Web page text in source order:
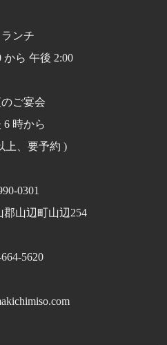
ンチ
から 午後 2:00
ご宴会
6 時から
上、要予約 )
0301
郡山辺町山辺254
5620